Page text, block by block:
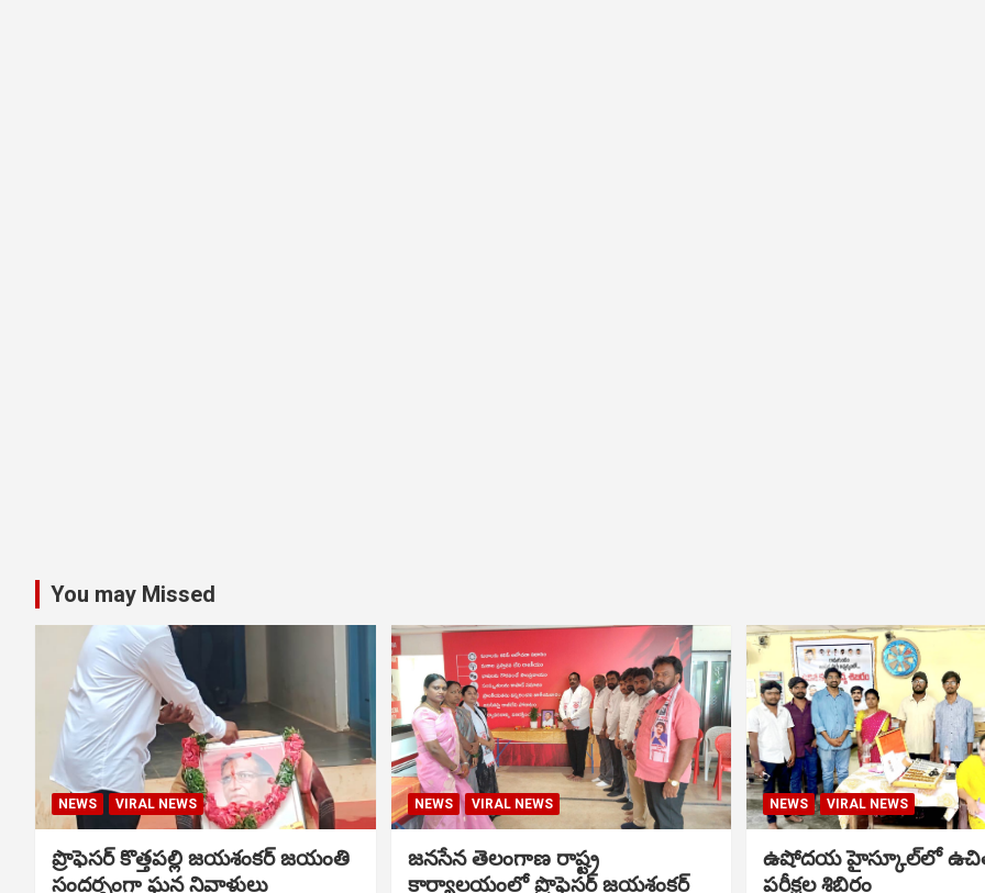
You may Missed
NEWS VIRAL NEWS
ప్రొఫెసర్ కొత్తపల్లి జయశంకర్ జయంతి
సందర్భంగా ఘన నివాళులు
NEWS VIRAL NEWS
జనసేన తెలంగాణ రాష్ట్ర
కార్యాలయంలో ప్రొఫెసర్ జయశంకర్
NEWS VIRAL NEWS
ఉషోదయ హైస్కూల్‌లో
పరీక్షల శిబిరం